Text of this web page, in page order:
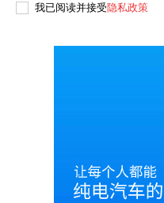
Contact us
我已阅读并接受隐私政策